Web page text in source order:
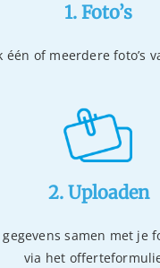
1. Foto’s
één of meerdere foto’s
2. Uploaden
samen met je
via het